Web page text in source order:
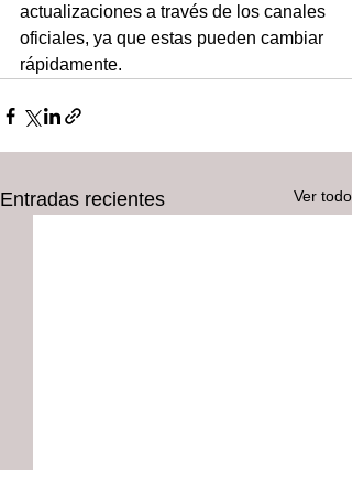
actualizaciones a través de los canales
oficiales, ya que estas pueden cambiar
rápidamente.
Entradas recientes Ver todo